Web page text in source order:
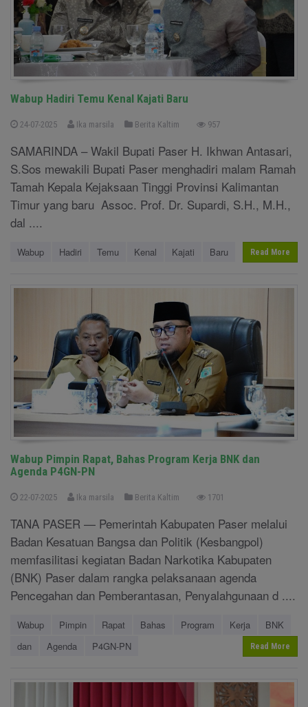
Wabup Hadiri Temu Kenal Kajati Baru
24-07-2025 Ika marsila Berita Kaltim 957
SAMARINDA – Wakil Bupati Paser H. Ikhwan Antasari,
S.Sos mewakili Bupati Paser menghadiri malam Ramah
Tamah Kepala Kejaksaan Tinggi Provinsi Kalimantan
Timur yang baru Assoc. Prof. Dr. Supardi, S.H., M.H.,
dal ....
Wabup Hadiri Temu Kenal Kajati Baru Read More
Wabup Pimpin Rapat, Bahas Program Kerja BNK dan
Agenda P4GN-PN
22-07-2025 Ika marsila Berita Kaltim 1701
TANA PASER — Pemerintah Kabupaten Paser melalui
Badan Kesatuan Bangsa dan Politik (Kesbangpol)
memfasilitasi kegiatan Badan Narkotika Kabupaten
(BNK) Paser dalam rangka pelaksanaan agenda
Pencegahan dan Pemberantasan, Penyalahgunaan d ....
Wabup Pimpin Rapat Bahas Program Kerja
BNK
dan
Agenda P4GN-PN Read More